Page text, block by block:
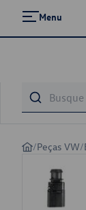
Menu
/Peças VW/